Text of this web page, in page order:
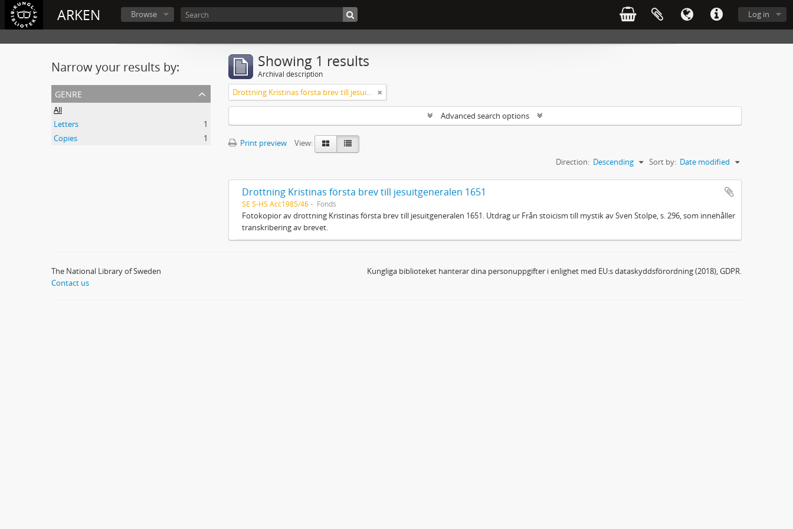
ARKEN Log in
Browse
Narrow your results by:
genre
All
Letters
1
Copies
1
Showing 1 results
Archival description
Drottning Kristinas första brev till jesuitgeneralen 1651
Advanced search options
Print preview
View:
Sort by: Date modified
Direction: Descending
Drottning Kristinas första brev till jesuitgeneralen 1651
SE S-HS Acc1985/46 Fonds
Fotokopior av drottning Kristinas första brev till jesuitgeneralen 1651. Utdrag ur Från stoicism till mystik av Sven Stolpe, s. 296, som innehåller
transkribering av brevet.
The National Library of Sweden
Contact us
Kungliga biblioteket hanterar dina personuppgifter i enlighet med EU:s dataskyddsförordning (2018), GDPR.